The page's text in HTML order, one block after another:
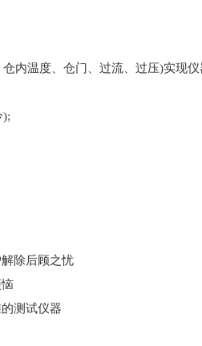
内温度、仓门、过流、过压)实现
);
除后顾之忧
测试仪器